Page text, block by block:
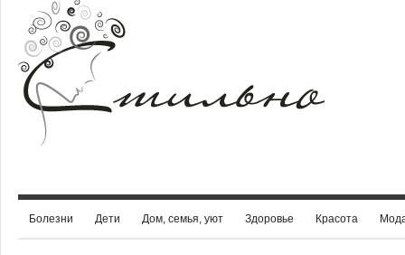
Болезни Дети Дом, семья, уют Здоровье Красота